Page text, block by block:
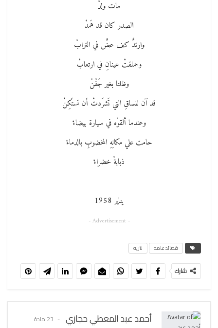
مات ولدْ
الصدر كان قد هَمدْ
وارتدٌ كف عضَّ في الترابْ
وحملقتْ عينانِ في ارتعابْ
وظلتا بغير جَفْنْ
قد آن للساقِ التي تَشرَدتْ أن تستَكِنْ
وعندما ألقوْه في سيارة بيضاءْ
حامت علي مكانِهِ المخضوبِ بالدماءْ
ذبابةْ خضراءْ
يناير 1958
- Advertisement -
قصائد عامه نثريه
شارك
أحمد عبد المعطي حجازي 23 مادة